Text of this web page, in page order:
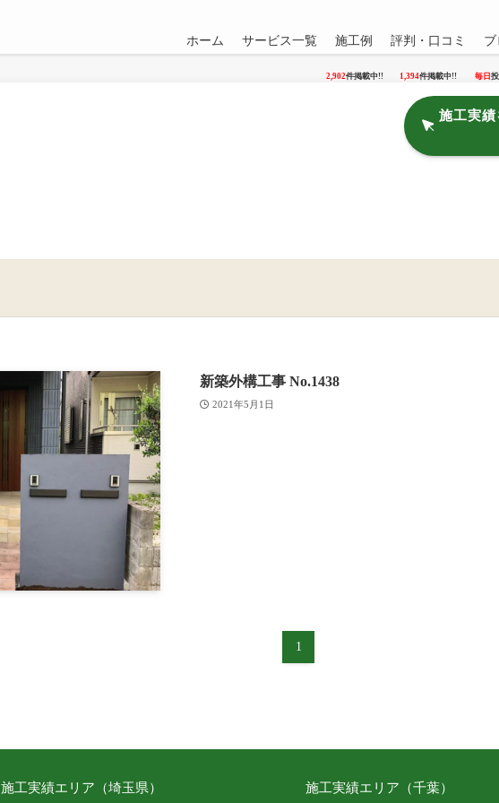
ホーム サービス一覧 施工例
2,902件掲載中!!
評判・口コミ
1,394件掲載中!!
ブ
毎日
施工実
新築外構工事 No.1438
2021年5月1日
1
施工実績エリア（埼玉県） 施工実績エリア（千葉）